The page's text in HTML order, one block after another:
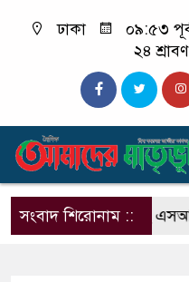
ঢাকা
০৯:৫৩
২৪
সংবাদ শিরোনাম ::
নাম বদলে আসছে এসআরবি